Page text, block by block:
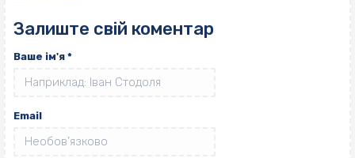
Залиште свій коментар
Ваше ім'я *
Email